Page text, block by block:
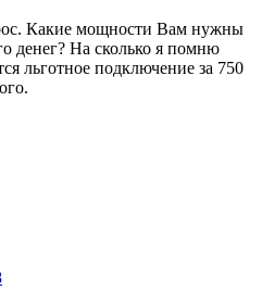
Какие мощности Вам нужны
денег? На сколько я помню
льготное подключение за 750